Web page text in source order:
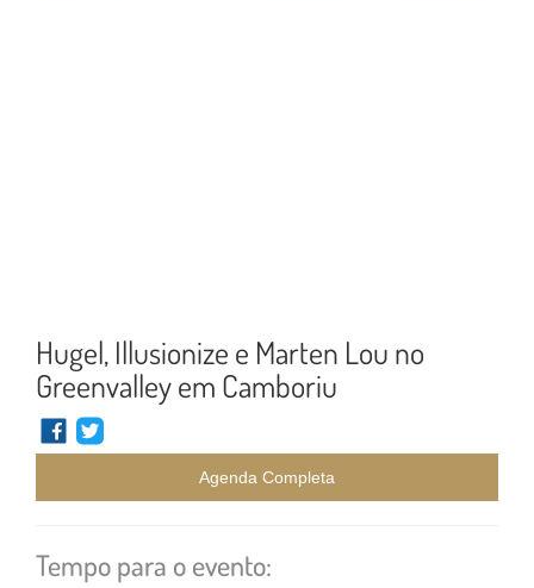
Hugel, Illusionize e Marten Lou no
Greenvalley em Camboriu
Agenda Completa
Tempo para o evento: